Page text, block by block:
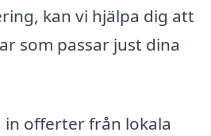
kan vi hjälpa dig att
som passar just dina
in offerter från lokala